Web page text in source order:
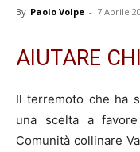
By Paolo Volpe - 7 Aprile
AIUTARE
Il terremoto che ha
una scelta a
Comunità collinare